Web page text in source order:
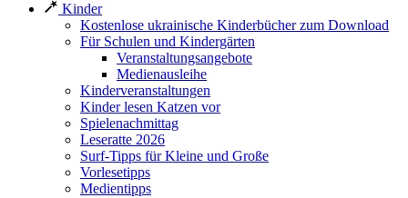
Kinder
Kostenlose ukrainische Kinderbücher zum Download
Für Schulen und Kindergärten
Veranstaltungsangebote
Medienausleihe
Kinderveranstaltungen
Kinder lesen Katzen vor
Spielenachmittag
Leseratte 2026
Surf-Tipps für Kleine und Große
Vorlesetipps
Medientipps